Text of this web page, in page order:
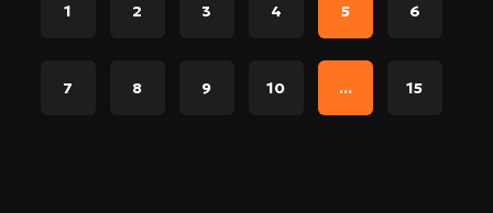
1 2 3 4 5 6
7 8 9 10 ... 15